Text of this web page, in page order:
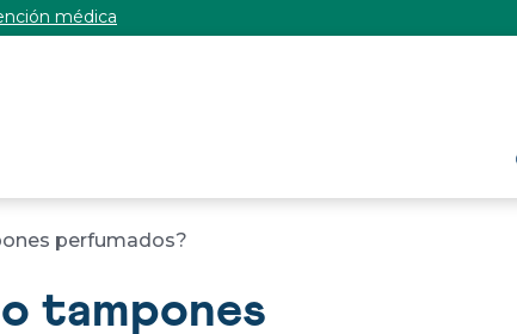
médica
perfumados?
tampones